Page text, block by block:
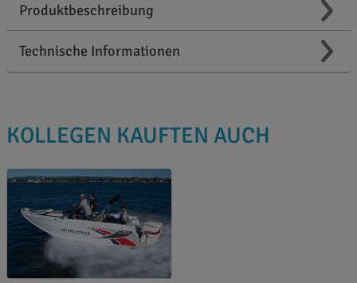
Produktbeschreibung
Technische Informationen
KOLLEGEN KAUFTEN AUCH